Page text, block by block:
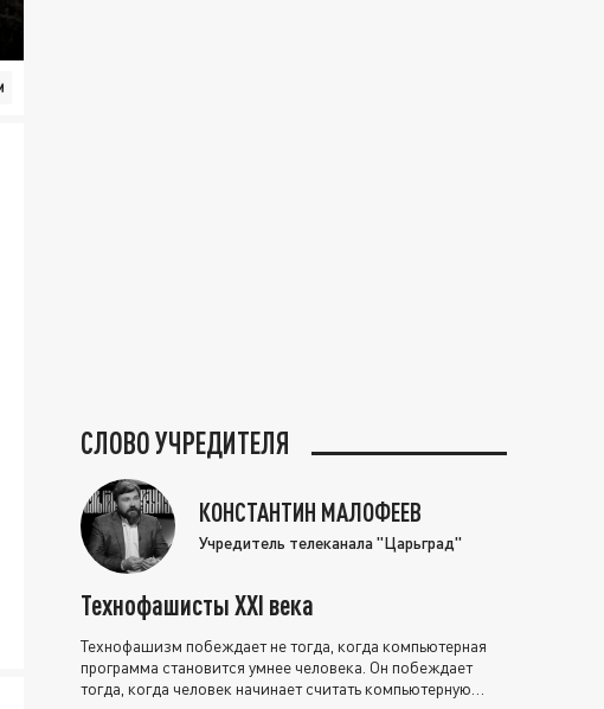
СЛОВО УЧРЕДИТЕЛЯ
КОНСТАНТИН МАЛОФЕЕВ
Учредитель телеканала "Царьград"
Технофашисты XXI века
Технофашизм побеждает не тогда, когда компьютерная
программа становится умнее человека. Он побеждает
тогда, когда человек начинает считать компьютерную